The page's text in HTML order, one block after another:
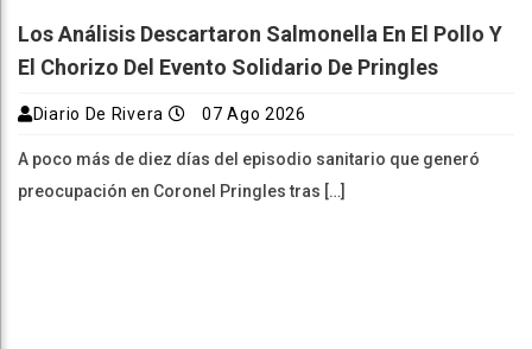
Los Análisis Descartaron Salmonella En El Pollo Y
El Chorizo Del Evento Solidario De Pringles
Diario De Rivera 07 Ago 2026
A poco más de diez días del episodio sanitario que generó
preocupación en Coronel Pringles tras […]